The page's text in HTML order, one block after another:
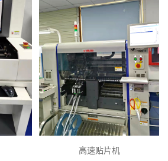
高速贴片机